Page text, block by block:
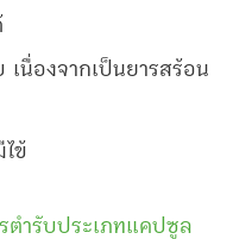
เนื่องจากเป็นยารสร้อน
ข้
ตำรับประเภทแคปซูล